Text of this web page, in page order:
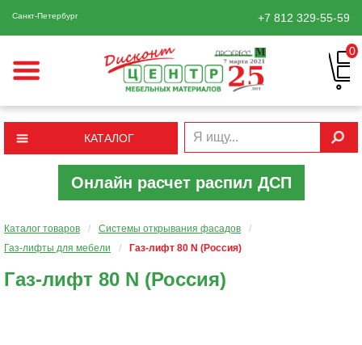
Санкт-Петербург +7 812 329-55-59
0
КАТАЛОГ
Онлайн расчет распил ДСП
Каталог товаров / Системы открывания фасадов
/
Газ-лифты для мебели
/ Газ-лифт 80 N (Россия)
Газ-лифт 80 N (Россия)